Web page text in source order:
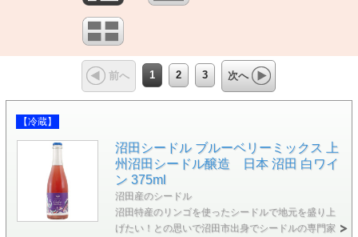
前へ 1 2 3 次へ
【冷蔵】
沼田シードル ブルーベリーミックス 上
州沼田シードル醸造 日本 沼田 白ワイ
ン 375ml
沼田産のシードル
沼田特産のリンゴを使ったシードルで地元を盛り上
げたい！との思いで沼田市出身でシードルの専門家